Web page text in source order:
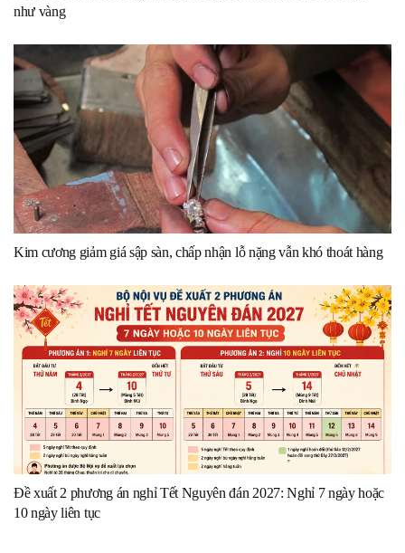
như vàng
Kim cương giảm giá sập sàn, chấp nhận lỗ nặng vẫn khó thoát hàng
Đề xuất 2 phương án nghỉ Tết Nguyên đán 2027: Nghỉ 7 ngày hoặc
10 ngày liên tục